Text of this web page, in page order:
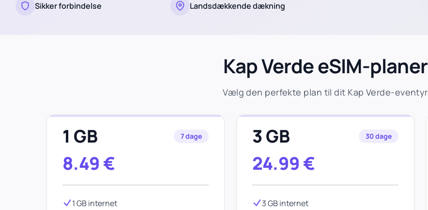
Sikker forbindelse Landsdækkende dækning
Kap Verde eSIM-planer
Vælg den perfekte plan til dit Kap Verde-eventyr
1 GB 7 dage
8.49 €
1 GB internet
3 GB 30 dage
24.99 €
3 GB internet